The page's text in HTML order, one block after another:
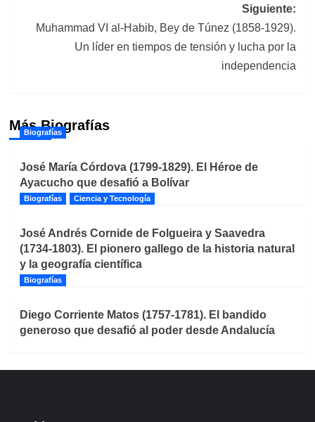
Siguiente:
Muhammad VI al-Habib, Bey de Túnez (1858-1929).
Un líder en tiempos de tensión y lucha por la
independencia
Más Biografías
Biografías
José María Córdova (1799-1829). El Héroe de
Ayacucho que desafió a Bolívar
Biografías Ciencia y Tecnología
José Andrés Cornide de Folgueira y Saavedra
(1734-1803). El pionero gallego de la historia natural
y la geografía científica
Biografías
Diego Corriente Matos (1757-1781). El bandido
generoso que desafió al poder desde Andalucía